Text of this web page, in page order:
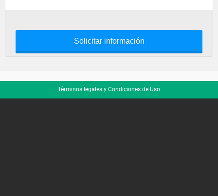
Solicitar información
Términos legales y Condiciones de Uso